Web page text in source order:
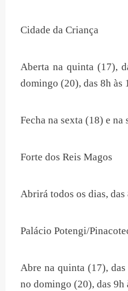
Cidade da Criança
Aberta na quinta (17),
domingo (20), das 8h às
Fecha na sexta (18) e
Forte dos Reis Magos
Abrirá todos os dias, das
Palácio Potengi/
Abre na quinta (17),
no domingo (20), das 9h